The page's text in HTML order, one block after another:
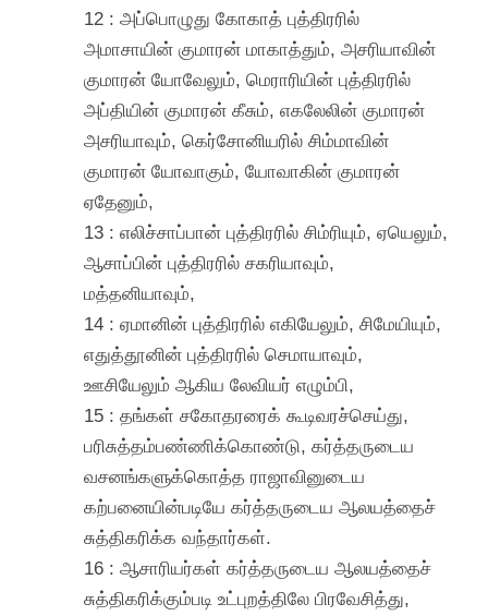
12 : அப்பொழுது கோகாத் புத்திரரில்
அமாசாயின் குமாரன் மாகாத்தும், அசரியாவின்
குமாரன் யோவேலும், மெராரியின் புத்திரரில்
அப்தியின் குமாரன் கீசும், எகலேலின் குமாரன்
அசரியாவும், கெர்சோனியரில் சிம்மாவின்
குமாரன் யோவாகும், யோவாகின் குமாரன்
ஏதேனும்,
13 : எலிச்சாப்பான் புத்திரரில் சிம்ரியும், ஏயெலும்,
ஆசாப்பின் புத்திரரில் சகரியாவும்,
மத்தனியாவும்,
14 : ஏமானின் புத்திரரில் எகியேலும், சிமேயியும்,
எதுத்தூனின் புத்திரரில் செமாயாவும்,
ஊசியேலும் ஆகிய லேவியர் எழும்பி,
15 : தங்கள் சகோதரரைக் கூடிவரச்செய்து,
பரிசுத்தம்பண்ணிக்கொண்டு, கர்த்தருடைய
வசனங்களுக்கொத்த ராஜாவினுடைய
கற்பனையின்படியே கர்த்தருடைய ஆலயத்தைச்
சுத்திகரிக்க வந்தார்கள்.
16 : ஆசாரியர்கள் கர்த்தருடைய ஆலயத்தைச்
சுத்திகரிக்கும்படி உட்புறத்திலே பிரவேசித்து,